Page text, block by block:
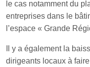
le cas notamment du
entreprises dans le
l’espace « Grande
Il y a également la
dirigeants locaux à